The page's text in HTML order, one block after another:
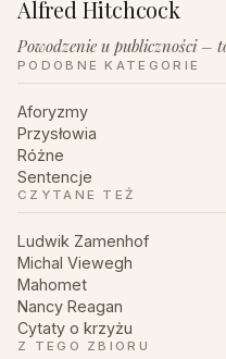
Alfred Hitchcock
Powodzenie u publiczności –
PODOBNE KATEGORIE
Aforyzmy
Przysłowia
Różne
Sentencje
CZYTANE TEŻ
Ludwik Zamenhof
Michal Viewegh
Mahomet
Nancy Reagan
Cytaty o krzyżu
Z TEGO ZBIORU